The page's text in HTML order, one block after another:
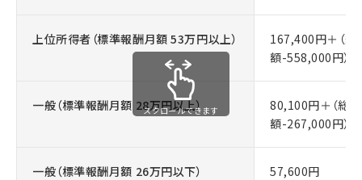
上位所得者（標準報酬月額 53万円以上）
167,400円＋（総
額-558,000円）
一般（標準報酬月額 28万円以上）
80,100円＋（総
額-267,000円）
一般（標準報酬月額 26万円以下） 57,600円
スクロールできます